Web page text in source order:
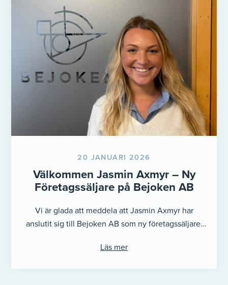
20 JANUARI 2026
Välkommen Jasmin Axmyr – Ny
Företagssäljare på Bejoken AB
Vi är glada att meddela att Jasmin Axmyr har
anslutit sig till Bejoken AB som ny företagssäljare.
Läs mer